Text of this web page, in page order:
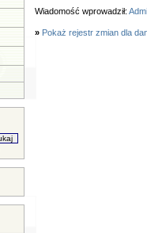
Wiadomość wprowadził:
» Pokaż rejestr zmian dla